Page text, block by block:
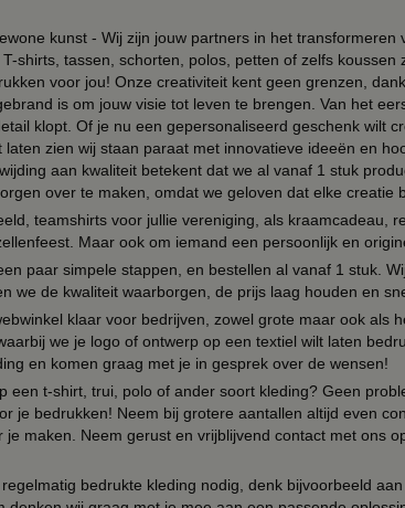
kunst - Wij zijn jouw partners in het transformeren
shirts, tassen, schorten, polos, petten of zelfs koussen
voor jou! Onze creativiteit kent geen grenzen,
is om jouw visie tot leven te brengen. Van het
klopt. Of je nu een gepersonaliseerd geschenk wilt
laten zien wij staan paraat met innovatieve ideeën en
aan kwaliteit betekent dat we al vanaf 1 stuk
over te maken, omdat we geloven dat elke creatie
teamshirts voor jullie vereniging, als kraamcadeau,
Maar ook om iemand een persoonlijk en
paar simpele stappen, en bestellen al vanaf 1 stuk.
we de kwaliteit waarborgen, de prijs laag houden en
klaar voor bedrijven, zowel grote maar ook als
we je logo of ontwerp op een textiel wilt laten
en komen graag met je in gesprek over de wensen!
een t-shirt, trui, polo of ander soort kleding? Geen
je bedrukken! Neem bij grotere aantallen altijd even
je maken. Neem gerust en vrijblijvend contact met ons
bedrukte kleding nodig, denk bijvoorbeeld